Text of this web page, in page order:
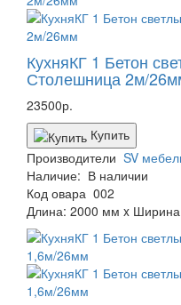
КухняКГ 1 Бетон
Столешница 2м/
23500р.
Купить
Производители SV
Наличие: В наличии
Код овара 002
Длина: 2000 мм x